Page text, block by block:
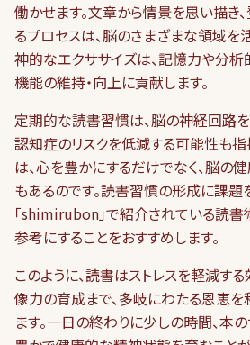
働かせます。文章から情景を思い描き
るプロセスは、脳のさまざまな領域を
神的なエクササイズは、記憶力や分
機能の維持・向上に貢献します。
定期的な読書習慣は、脳の神経回路
認知症のリスクを低減する可能性も指
は、心を豊かにするだけでなく、脳の
もあるのです。読書習慣の形成に課題
「shimirubon」で紹介されている読書
参考にすることをおすすめします。
このように、読書はストレスを軽減す
像力の育成まで、多岐にわたる恩恵を
ます。一日の終わりに少しの時間、本